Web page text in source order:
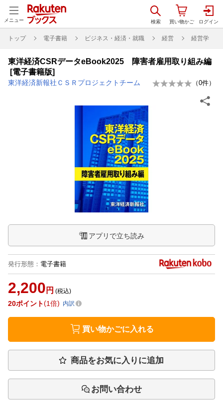
メニュー
トップ 電子書籍 ビジネス・経済・就職 経営 経営学
東洋経済CSRデータeBook2025 障害者雇用取り組み編
[電子書籍版]
東洋経済新報社ＣＳＲプロジェクトチーム （0件）
アプリで立ち読み
発行形態 ： 電子書籍
2,200 円 (税込)
20ポイント 1倍 内訳
買い物かごに入れる
商品をお気に入りに追加
お問い合わせ